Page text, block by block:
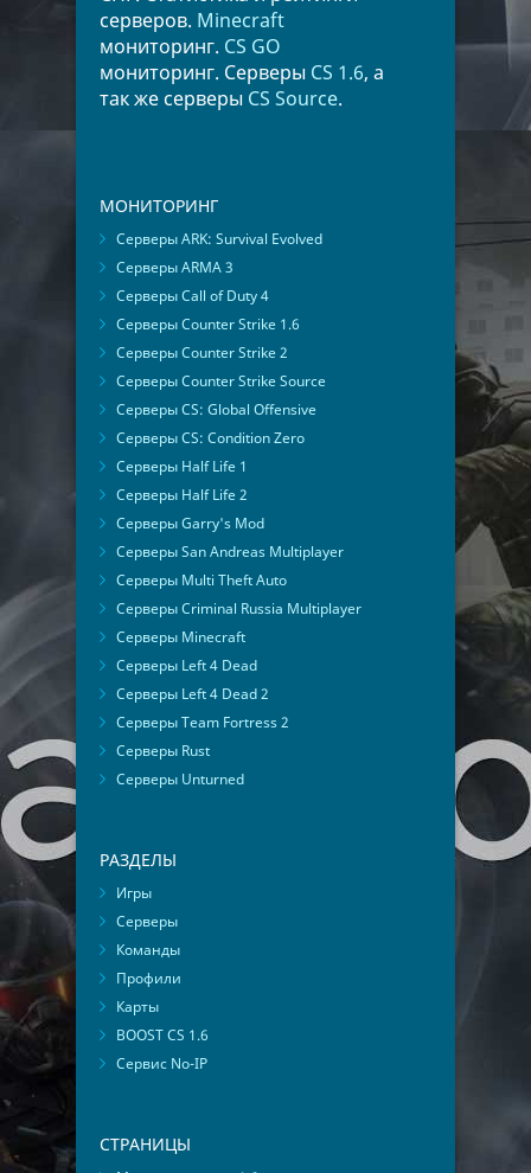
серверов. Minecraft
мониторинг. CS GO
мониторинг. Серверы CS 1.6, а
так же серверы CS Source.
МОНИТОРИНГ
Серверы ARK: Survival Evolved
Серверы ARMA 3
Серверы Call of Duty 4
Серверы Counter Strike 1.6
Серверы Counter Strike 2
Серверы Counter Strike Source
Серверы CS: Global Offensive
Серверы CS: Condition Zero
Серверы Half Life 1
Серверы Half Life 2
Серверы Garry's Mod
Серверы San Andreas Multiplayer
Серверы Multi Theft Auto
Серверы Criminal Russia Multiplayer
Серверы Minecraft
Серверы Left 4 Dead
Серверы Left 4 Dead 2
Серверы Team Fortress 2
Серверы Rust
Серверы Unturned
РАЗДЕЛЫ
Игры
Серверы
Команды
Профили
Карты
BOOST CS 1.6
Сервис No-IP
СТРАНИЦЫ